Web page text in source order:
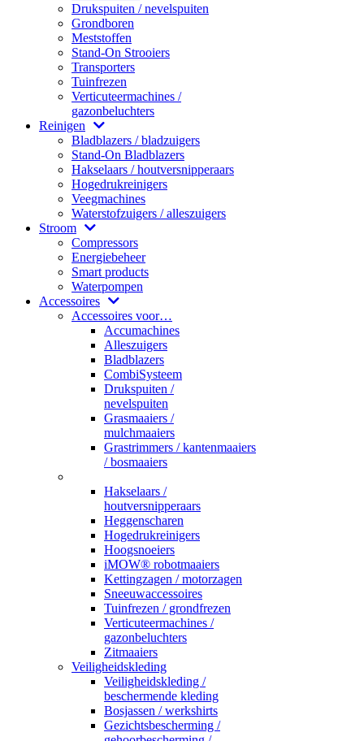
Drukspuiten / nevelspuiten
Grondboren
Meststoffen
Stand-On Strooiers
Transporters
Tuinfrezen
Verticuteermachines /
gazonbeluchters
Reinigen
Bladblazers / bladzuigers
Stand-On Bladblazers
Hakselaars / houtversnipperaars
Hogedrukreinigers
Veegmachines
Waterstofzuigers / alleszuigers
Stroom
Compressors
Energiebeheer
Smart products
Waterpompen
Accessoires
Accessoires voor…
Accumachines
Alleszuigers
Bladblazers
CombiSysteem
Drukspuiten /
nevelspuiten
Grasmaaiers /
mulchmaaiers
Grastrimmers / kantenmaaiers
/ bosmaaiers
Hakselaars /
houtversnipperaars
Heggenscharen
Hogedrukreinigers
Hoogsnoeiers
iMOW® robotmaaiers
Kettingzagen / motorzagen
Sneeuwaccessoires
Tuinfrezen / grondfrezen
Verticuteermachines /
gazonbeluchters
Zitmaaiers
Veiligheidskleding
Veiligheidskleding /
beschermende kleding
Bosjassen / werkshirts
Gezichtsbescherming /